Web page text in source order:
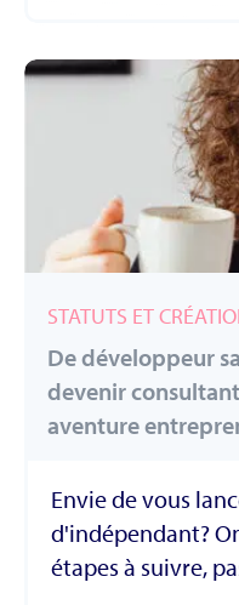
STATUTS ET
De développeur
devenir
aventure
Envie de vous
d'indépendant?
étapes à suivre,